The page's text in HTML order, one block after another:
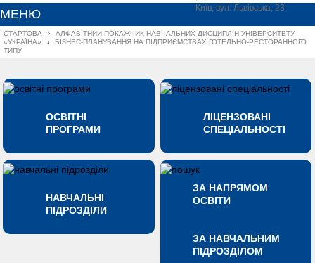
Київ, вул. Львівська, 23
МЕНЮ
СТАРТОВА ›
АЛФАВІТНИЙ ПОКАЖЧИК НАВЧАЛЬНИХ ДИСЦИПЛІН УНІВЕРСИТЕТУ
«УКРАЇНА»
›
БІЗНЕС-ПЛАНУВАННЯ НА ПІДПРИЄМСТВАХ ГОТЕЛЬНО-РЕСТОРАННОГО
ТИПУ
ОСВІТНІ
ПРОГРАМИ
ЛІЦЕНЗОВАНІ
СПЕЦІАЛЬНОСТІ
НАВЧАЛЬНІ
ПІДРОЗДІЛИ
ЗА НАПРЯМОМ
ОСВІТИ
ЗА НАВЧАЛЬНИМ
ПІДРОЗДІЛОМ